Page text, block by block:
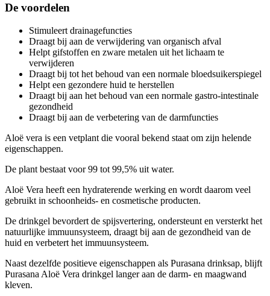
De voordelen
Stimuleert drainagefuncties
Draagt bij aan de verwijdering van organisch afval
Helpt gifstoffen en zware metalen uit het lichaam te
verwijderen
Draagt bij tot het behoud van een normale bloedsuikerspiegel
Helpt een gezondere huid te herstellen
Draagt bij aan het behoud van een normale gastro-intestinale
gezondheid
Draagt bij aan de verbetering van de darmfuncties
Aloë vera is een vetplant die vooral bekend staat om zijn helende
eigenschappen.
De plant bestaat voor 99 tot 99,5% uit water.
Aloë Vera heeft een hydraterende werking en wordt daarom veel
gebruikt in schoonheids- en cosmetische producten.
De drinkgel bevordert de spijsvertering, ondersteunt en versterkt het
natuurlijke immuunsysteem, draagt bij aan de gezondheid van de
huid en verbetert het immuunsysteem.
Naast dezelfde positieve eigenschappen als Purasana drinksap, blijft
Purasana Aloë Vera drinkgel langer aan de darm- en maagwand
kleven.